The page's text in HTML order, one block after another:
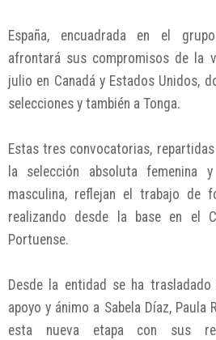
España, encuadrada en el
afrontará sus compromisos de la
julio en Canadá y Estados Unidos,
selecciones y también a Tonga.
Estas tres convocatorias,
la selección absoluta femenina
masculina, reflejan el trabajo de
realizando desde la base en el
Portuense.
Desde la entidad se ha
apoyo y ánimo a Sabela Díaz, Paula
esta nueva etapa con sus